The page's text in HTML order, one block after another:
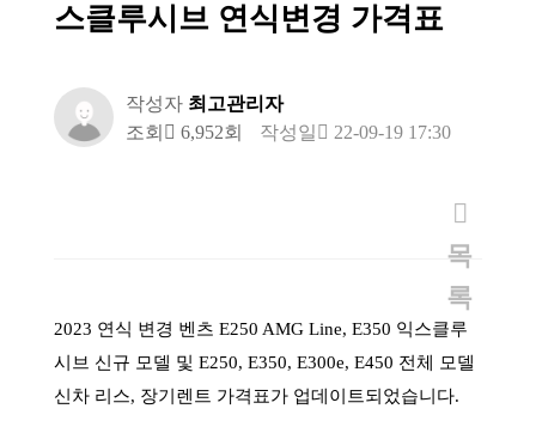
스클루시브 연식변경 가격표
작성자 최고관리자
조회
6,952회 작성일 22-09-19 17:30
목
록
2023 연식 변경 벤츠 E250 AMG Line, E350 익스클루
시브 신규 모델 및 E250, E350, E300e, E450 전체 모델
신차 리스, 장기렌트 가격표가 업데이트되었습니다.